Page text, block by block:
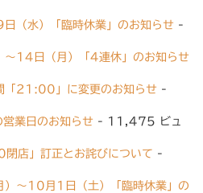
（水）「臨時休業」のお知らせ -
〜14日（月）「4連休」のお知らせ
「21:00」に変更のお知らせ -
営業日のお知らせ - 11,475 ビュ
店」訂正とお詫びについて -
）〜10月1日（土）「臨時休業」の